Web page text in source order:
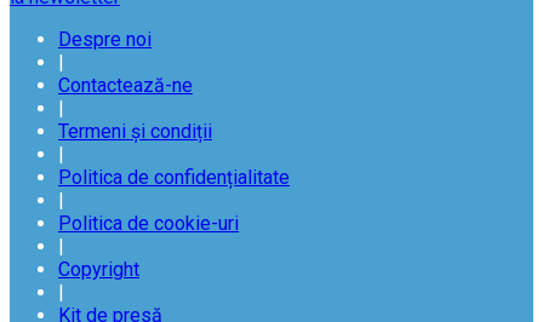
Despre noi
Contactează-ne
Termeni și condiții
Politica de confidențialitate
Politica de cookie-uri
Copyright
Kit de presă